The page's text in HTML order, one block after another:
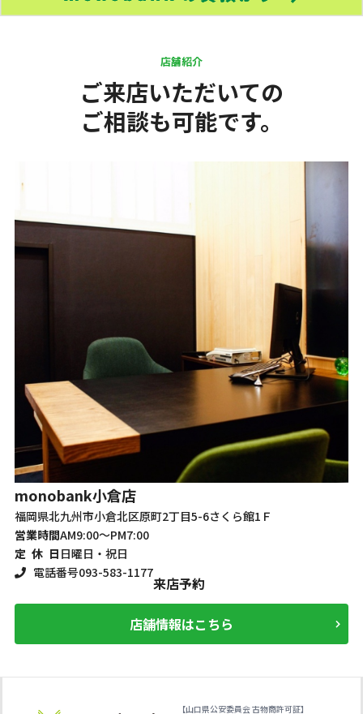
店舗紹介
ご来店いただいての
ご相談も可能です。
monobank小倉店
福岡県北九州市小倉北区原町2丁目5-6さくら館1Ｆ
営業時間AM9:00～PM7:00
定 休 日 日曜日・祝日
電話番号093-583-1177
来店予約
店舗情報はこちら
【山口県公安委員会 古物商許可証】